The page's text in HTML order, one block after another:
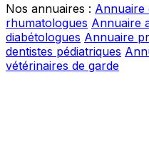
Nos annuaires : Annuaire
rhumatologues Annuaire
diabétologues Annuaire
dentistes pédiatriques
vétérinaires de garde